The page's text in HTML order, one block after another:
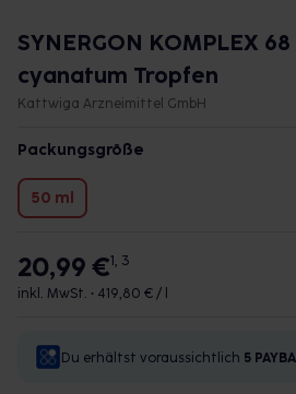
SYNERGON KOMPLEX
cyanatum Tropfen
Kattwiga Arzneimittel GmbH
Packungsgröße
50 ml
20,99 €1, 3
inkl. MwSt. • 419,80 € / l
Du erhältst voraussichtlich 5